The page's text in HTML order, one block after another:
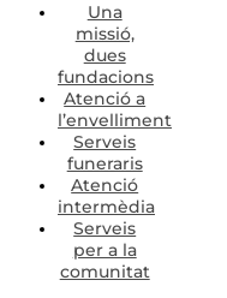
Una
missió,
dues
fundacions
Atenció a
l’envelliment
Serveis
funeraris
Atenció
intermèdia
Serveis
per a la
comunitat